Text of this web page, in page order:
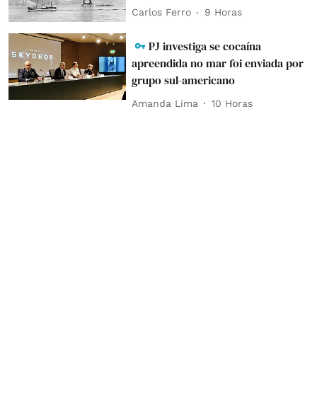
Carlos Ferro 9 Horas
PJ investiga se cocaína
apreendida no mar foi enviada por
grupo sul-americano
Amanda Lima 10 Horas